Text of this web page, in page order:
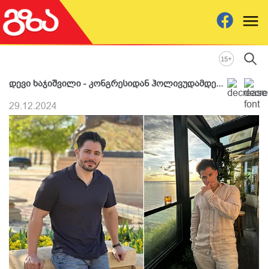
15+
დევი ხაჯიშვილი - კონგრესიდან ჰოლივუდამდე...
29.12.2024